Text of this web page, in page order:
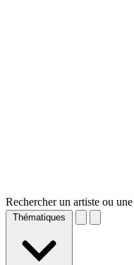
Rechercher un artiste ou
Thématiques